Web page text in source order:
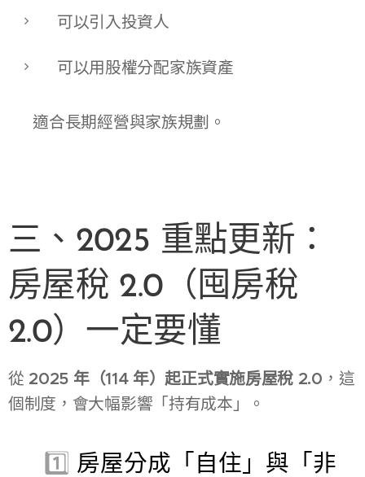
可以引入投資人
可以用股權分配家族資產
👉 適合長期經營與家族規劃。
三、2025 重點更新：
房屋稅 2.0（囤房稅
2.0）一定要懂
從 2025 年（114 年）起正式實施房屋稅 2.0 ，這
個制度，會大幅影響「持有成本」。
🔴 1️⃣ 房屋分成「自住」與「非